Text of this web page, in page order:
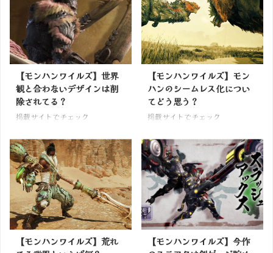
【モンハンワイルズ】世界
観と合わないデザインは削
除されてる？
掲載サイトでチェック
【モンハンワイルズ】モン
ハンのシームレス化につい
てどう思う？
掲載サイトでチェック
【モンハンワイルズ】荒れ
【モンハンワイルズ】今作